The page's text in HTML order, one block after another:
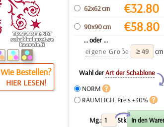
Wie Bestellen?
HIER LESEN!
62x62 cm €32.80
90x90 cm €58.80
... oder ...
eigene Größe
cm
Wahl derArt der Schablone
Y
NORM
RÄUMLICH, Preis +30%
Mg.: Stk.
X